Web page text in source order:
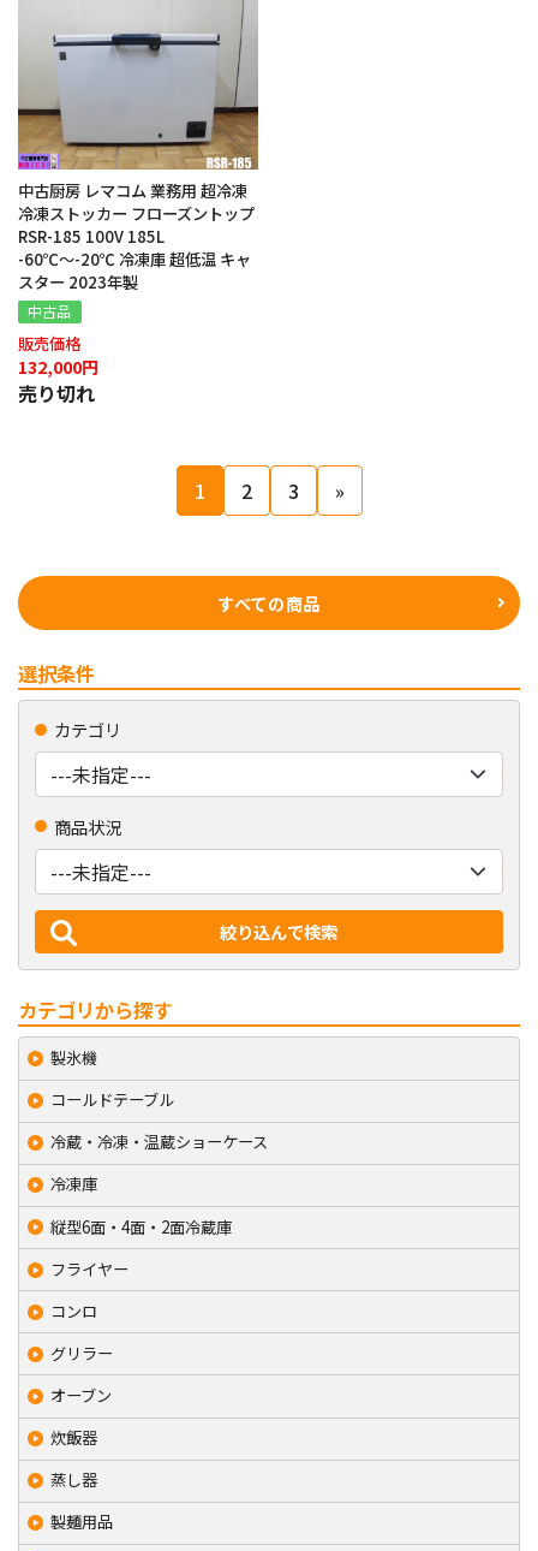
中古厨房 レマコム 業務用 超冷凍
冷凍ストッカー フローズントップ
RSR-185 100V 185L
-60℃〜-20℃ 冷凍庫 超低温 キャ
スター 2023年製
中古品
販売価格
132,000円
売り切れ
の
ペ
ジ
送
1 2 3 »
すべての商品
選択条件
カテゴリ
商品状況
カテゴリから探す
製氷機
コールドテーブル
冷蔵・冷凍・温蔵ショーケース
冷凍庫
縦型6面・4面・2面冷蔵庫
フライヤー
コンロ
グリラー
オーブン
炊飯器
蒸し器
製麺用品